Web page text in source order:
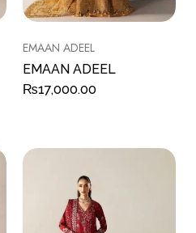
EMAAN ADEEL
EMAAN ADEEL
₨17,000.00